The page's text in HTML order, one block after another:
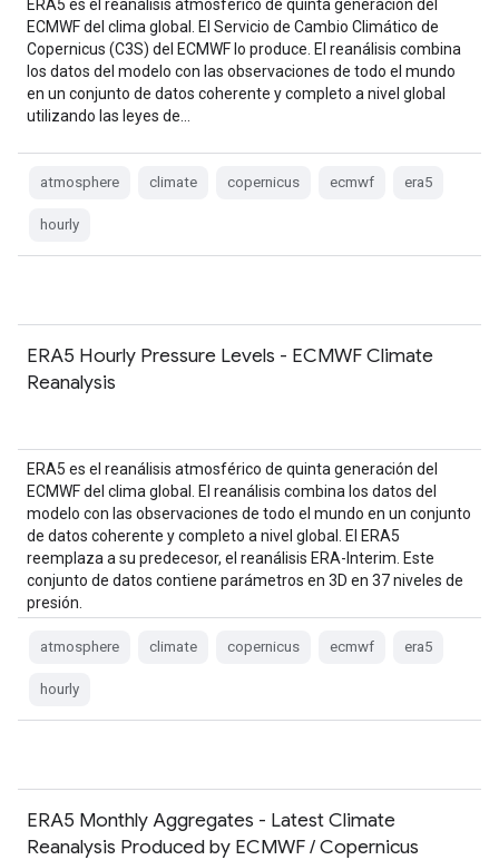
ERA5 es el reanálisis atmosférico de quinta generación del
ECMWF del clima global. El Servicio de Cambio Climático de
Copernicus (C3S) del ECMWF lo produce. El reanálisis combina
los datos del modelo con las observaciones de todo el mundo
en un conjunto de datos coherente y completo a nivel global
utilizando las leyes de…
atmosphere climate copernicus ecmwf era5
hourly
ERA5 Hourly Pressure Levels - ECMWF Climate
Reanalysis
ERA5 es el reanálisis atmosférico de quinta generación del
ECMWF del clima global. El reanálisis combina los datos del
modelo con las observaciones de todo el mundo en un conjunto
de datos coherente y completo a nivel global. El ERA5
reemplaza a su predecesor, el reanálisis ERA-Interim. Este
conjunto de datos contiene parámetros en 3D en 37 niveles de
presión.
atmosphere climate copernicus ecmwf era5
hourly
ERA5 Monthly Aggregates - Latest Climate
Reanalysis Produced by ECMWF / Copernicus